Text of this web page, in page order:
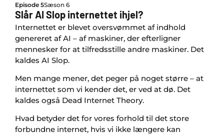
Episode 5Sæson 6
Slår AI Slop internettet ihjel?
Internettet er blevet oversvømmet af indhold
genereret af AI – af maskiner, der efterligner
mennesker for at tilfredsstille andre maskiner. Det
kaldes AI Slop.
Men mange mener, det peger på noget større – at
internettet som vi kender det, er ved at dø. Det
kaldes også Dead Internet Theory.
Hvad betyder det for vores forhold til det store
forbundne internet, hvis vi ikke længere kan